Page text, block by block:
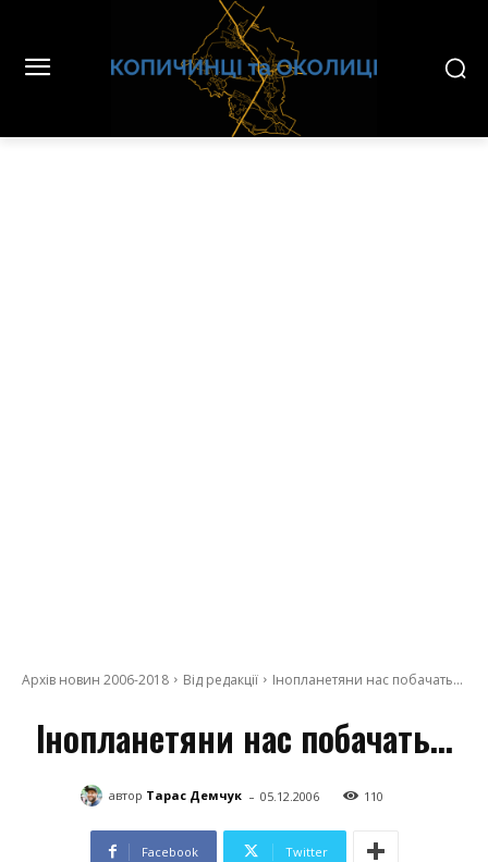
Архів новин 2006-2018 Від редакції Інопланетяни нас побачать...
Інопланетяни нас побачать…
автор Тарас Демчук - 05.12.2006 110
Facebook Twitter